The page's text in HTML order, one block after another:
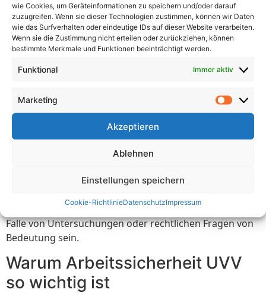
wie Cookies, um Geräteinformationen zu speichern und/oder darauf
zuzugreifen. Wenn sie dieser Technologien zustimmen, können wir Daten
wie das Surfverhalten oder eindeutige IDs auf dieser Website verarbeiten.
Wenn sie die Zustimmung nicht erteilen oder zurückziehen, können
bestimmte Merkmale und Funktionen beeinträchtigt werden.
Funktional Immer aktiv
Marketing
Akzeptieren
Ablehnen
Einstellungen speichern
Cookie-RichtlinieDatenschutzImpressum
5. Regelmäßige Inspektionen und Wartung
Regelmäßige Inspektionen von Maschinen, Geräten und
Arbeitsumgebungen sind von entscheidender
Bedeutung, um potenzielle Gefahren zu erkennen und
dass Arbeitsmittel sicher und funktionsfähig sind.
6. Dokumentation und Aufzeichnungen
Es ist wichtig, alle relevanten Informationen zur
Aufzeichnungen über Inspektionen, Schulungen und
die Einhaltung der Arbeitssicherheit UVV und können im
Falle von Untersuchungen oder rechtlichen Fragen von
Bedeutung sein.
Warum Arbeitssicherheit UVV
so wichtig ist